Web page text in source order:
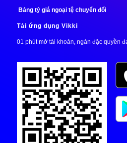
Bảng tỷ giá ngoại tệ chuyển đổi
Tải ứng dụng Vikki
01 phút mở tài khoản, ngàn đặc quyền